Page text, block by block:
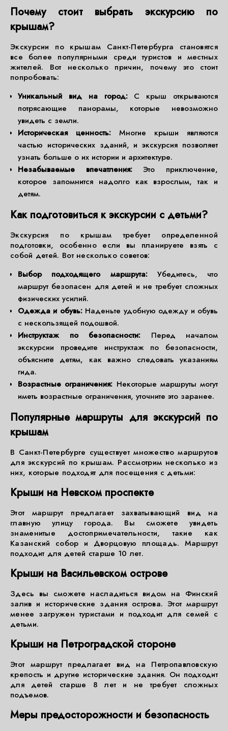
Почему стоит выбрать экскурсию по
крышам?
Экскурсии по крышам Санкт-Петербурга становятся
все более популярными среди туристов и местных
жителей. Вот несколько причин, почему это стоит
попробовать:
Уникальный вид на город:С крыш открываются
потрясающие панорамы, которые невозможно
увидеть с земли.
Историческая ценность: Многие крыши являются
частью исторических зданий, и экскурсия позволяет
узнать больше о их истории и архитектуре.
Незабываемые впечатления:Это приключение,
которое запомнится надолго как взрослым, так и
детям.
Как подготовиться к экскурсии с детьми?
Экскурсия по крышам требует определенной
подготовки, особенно если вы планируете взять с
собой детей. Вот несколько советов:
Выбор подходящего маршрута:Убедитесь, что
маршрут безопасен для детей и не требует сложных
физических усилий.
Одежда и обувь:Наденьте удобную одежду и обувь
с нескользящей подошвой.
Инструктаж по безопасности: Перед началом
экскурсии проведите инструктаж по безопасности,
объясните детям, как важно следовать указаниям
гида.
Возрастные ограничения: Некоторые маршруты могут
иметь возрастные ограничения, уточните это заранее.
Популярные маршруты для экскурсий по
крышам
В Санкт-Петербурге существует множество маршрутов
для экскурсий по крышам. Рассмотрим несколько из
них, которые подходят для посещения с детьми:
Крыши на Невском проспекте
Этот маршрут предлагает захватывающий вид на
главную улицу города. Вы сможете увидеть
знаменитые достопримечательности, такие как
Казанский собор и Дворцовую площадь. Маршрут
подходит для детей старше 10 лет.
Крыши на Васильевском острове
Здесь вы сможете насладиться видом на Финский
залив и исторические здания острова. Этот маршрут
менее загружен туристами и подходит для семей с
детьми.
Крыши на Петроградской стороне
Этот маршрут предлагает вид на Петропавловскую
крепость и другие исторические здания. Он подходит
для детей старше 8 лет и не требует сложных
подъемов.
Меры предосторожности и безопасность